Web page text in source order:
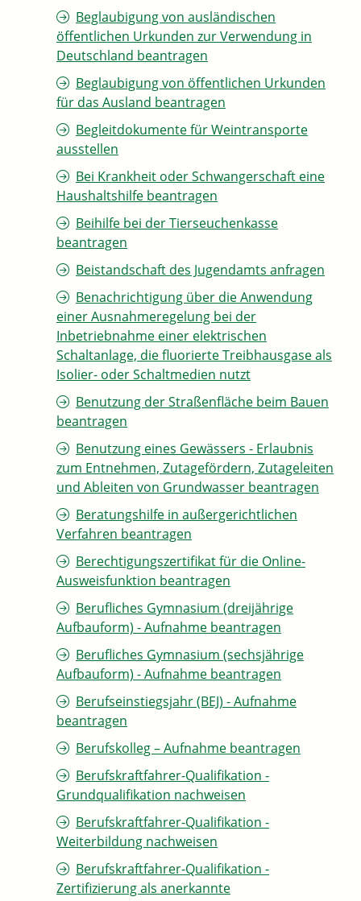
Beglaubigung von ausländischen
öffentlichen Urkunden zur Verwendung in
Deutschland beantragen
Beglaubigung von öffentlichen Urkunden
für das Ausland beantragen
Begleitdokumente für Weintransporte
ausstellen
Bei Krankheit oder Schwangerschaft eine
Haushaltshilfe beantragen
Beihilfe bei der Tierseuchenkasse
beantragen
Beistandschaft des Jugendamts anfragen
Benachrichtigung über die Anwendung
einer Ausnahmeregelung bei der
Inbetriebnahme einer elektrischen
Schaltanlage, die fluorierte Treibhausgase als
Isolier- oder Schaltmedien nutzt
Benutzung der Straßenfläche beim Bauen
beantragen
Benutzung eines Gewässers - Erlaubnis
zum Entnehmen, Zutagefördern, Zutageleiten
und Ableiten von Grundwasser beantragen
Beratungshilfe in außergerichtlichen
Verfahren beantragen
Berechtigungszertifikat für die Online-
Ausweisfunktion beantragen
Berufliches Gymnasium (dreijährige
Aufbauform) - Aufnahme beantragen
Berufliches Gymnasium (sechsjährige
Aufbauform) - Aufnahme beantragen
Berufseinstiegsjahr (BEJ) - Aufnahme
beantragen
Berufskolleg – Aufnahme beantragen
Berufskraftfahrer-Qualifikation -
Grundqualifikation nachweisen
Berufskraftfahrer-Qualifikation -
Weiterbildung nachweisen
Berufskraftfahrer-Qualifikation -
Zertifizierung als anerkannte